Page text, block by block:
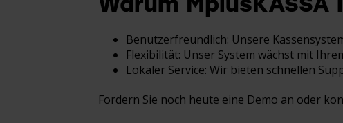
Benutzerfreundlich: Unsere
Flexibilität: Unser System wächst mit
Lokaler Service: Wir bieten schnellen
Fordern Sie noch heute eine Demo an oder